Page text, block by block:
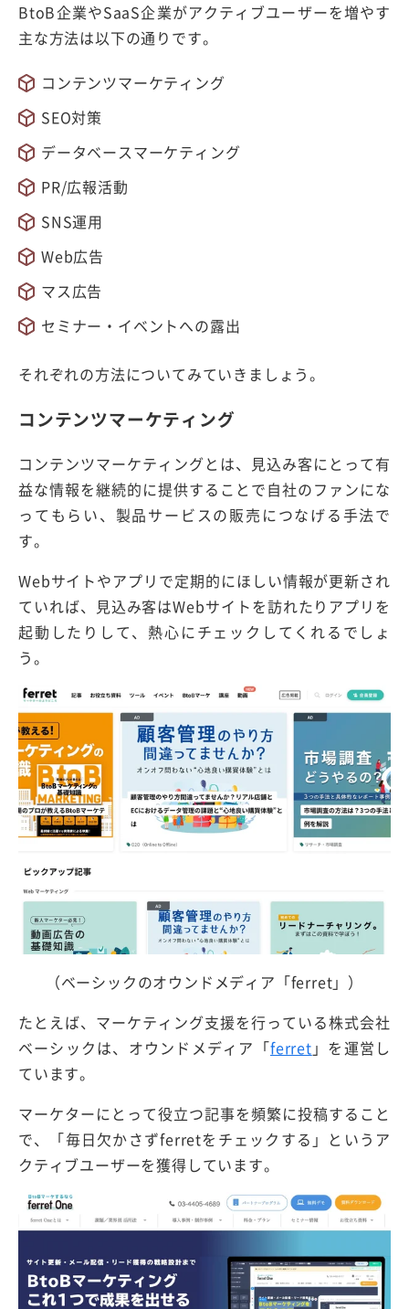
BtoB企業やSaaS企業がアクティブユーザーを増やす
主な方法は以下の通りです。
コンテンツマーケティング
SEO対策
データベースマーケティング
PR/広報活動
SNS運用
Web広告
マス広告
セミナー・イベントへの露出
それぞれの方法についてみていきましょう。
コンテンツマーケティング
コンテンツマーケティングとは、見込み客にとって有
益な情報を継続的に提供することで自社のファンにな
ってもらい、製品サービスの販売につなげる手法で
す。
Webサイトやアプリで定期的にほしい情報が更新され
ていれば、見込み客はWebサイトを訪れたりアプリを
起動したりして、熱心にチェックしてくれるでしょ
う。
（ベーシックのオウンドメディア「ferret」）
たとえば、マーケティング支援を行っている株式会社
ベーシックは、オウンドメディア「ferret 」を運営し
ています。
マーケターにとって役立つ記事を頻繁に投稿すること
で、「毎日欠かさずferretをチェックする」というア
クティブユーザーを獲得しています。